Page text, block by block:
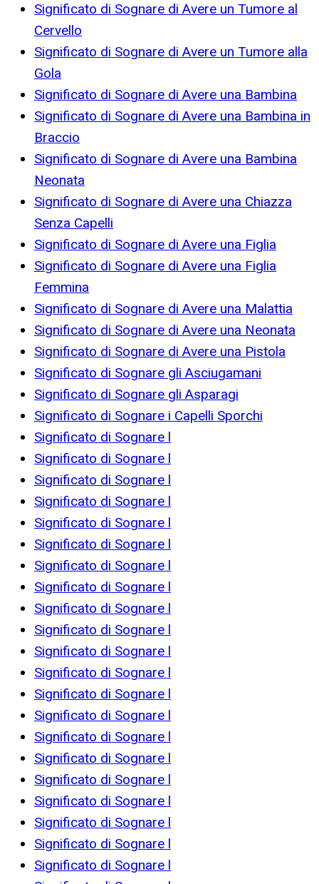
Significato di Sognare di Avere un Tumore al
Cervello
Significato di Sognare di Avere un Tumore alla
Gola
Significato di Sognare di Avere una Bambina
Significato di Sognare di Avere una Bambina in
Braccio
Significato di Sognare di Avere una Bambina
Neonata
Significato di Sognare di Avere una Chiazza
Senza Capelli
Significato di Sognare di Avere una Figlia
Significato di Sognare di Avere una Figlia
Femmina
Significato di Sognare di Avere una Malattia
Significato di Sognare di Avere una Neonata
Significato di Sognare di Avere una Pistola
Significato di Sognare gli Asciugamani
Significato di Sognare gli Asparagi
Significato di Sognare i Capelli Sporchi
Significato di Sognare l
Significato di Sognare l
Significato di Sognare l
Significato di Sognare l
Significato di Sognare l
Significato di Sognare l
Significato di Sognare l
Significato di Sognare l
Significato di Sognare l
Significato di Sognare l
Significato di Sognare l
Significato di Sognare l
Significato di Sognare l
Significato di Sognare l
Significato di Sognare l
Significato di Sognare l
Significato di Sognare l
Significato di Sognare l
Significato di Sognare l
Significato di Sognare l
Significato di Sognare l